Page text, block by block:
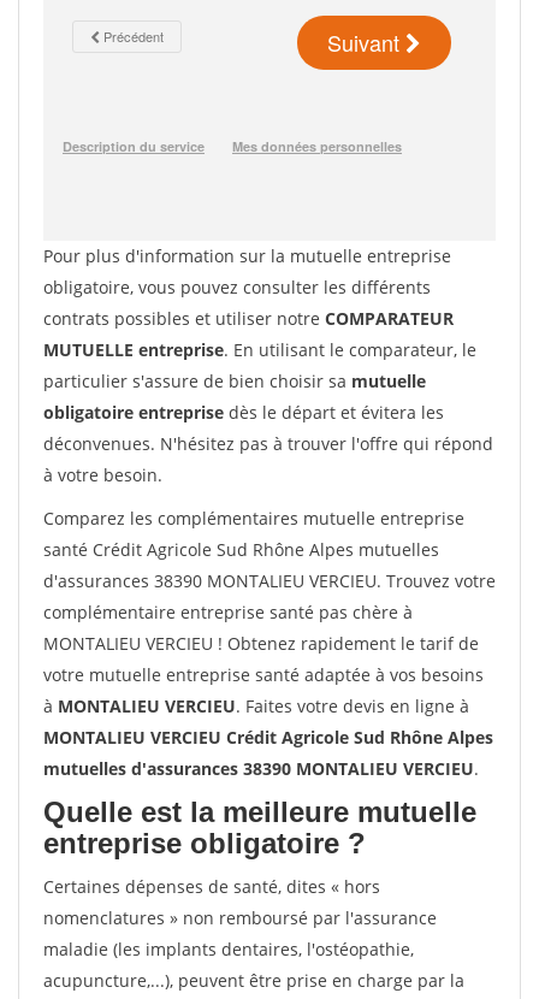
Pour plus d'information sur la mutuelle entreprise
obligatoire, vous pouvez consulter les différents
contrats possibles et utiliser notre COMPARATEUR
MUTUELLE entreprise. En utilisant le comparateur, le
particulier s'assure de bien choisir sa mutuelle
obligatoire entreprise dès le départ et évitera les
déconvenues. N'hésitez pas à trouver l'offre qui répond
à votre besoin.
Comparez les complémentaires mutuelle entreprise
santé Crédit Agricole Sud Rhône Alpes mutuelles
d'assurances 38390 MONTALIEU VERCIEU. Trouvez votre
complémentaire entreprise santé pas chère à
MONTALIEU VERCIEU ! Obtenez rapidement le tarif de
votre mutuelle entreprise santé adaptée à vos besoins
à MONTALIEU VERCIEU. Faites votre devis en ligne à
MONTALIEU VERCIEU Crédit Agricole Sud Rhône Alpes
mutuelles d'assurances 38390 MONTALIEU VERCIEU.
Quelle est la meilleure mutuelle
entreprise obligatoire ?
Certaines dépenses de santé, dites « hors
nomenclatures » non remboursé par l'assurance
maladie (les implants dentaires, l'ostéopathie,
acupuncture,...), peuvent être prise en charge par la